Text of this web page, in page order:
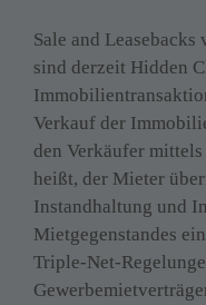
Sale and
sind derzeit Hidden
Verkauf der
den Verkäufer
heißt, der Mieter
Instandhaltung und
Mietgegenstandes
Triple-Net-